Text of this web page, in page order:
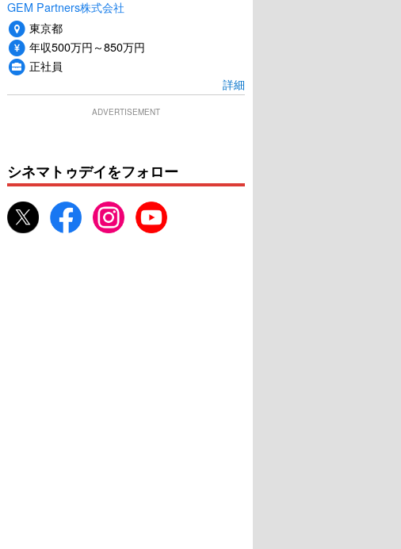
GEM Partners株式会社
東京都
年収500万円～850万円
正社員
詳細
ADVERTISEMENT
シネマトゥデイをフォロー